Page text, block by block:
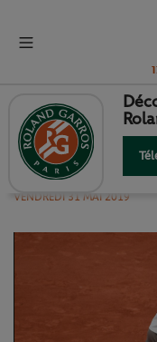
LE POINT DU
FEDERER
VENDREDI 31 MAI 2019